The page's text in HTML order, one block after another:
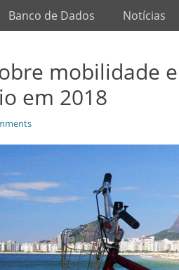
Banco de Dados Notícias
mobilidade
em 2018